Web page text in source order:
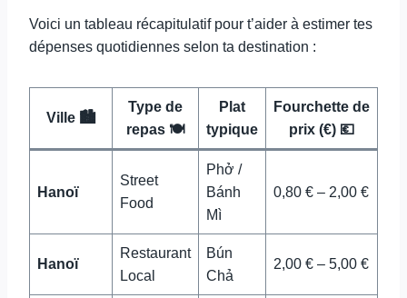
Voici un tableau récapitulatif pour t’aider à estimer tes
dépenses quotidiennes selon ta destination :
Ville 🏙️
Type de
repas 🍽️
Plat
typique
Fourchette de
prix (€) 💶
Hanoï
Street
Food
Phở /
Bánh
Mì
0,80 € – 2,00 €
Hanoï
Restaurant
Local
Bún
Chả
2,00 € – 5,00 €